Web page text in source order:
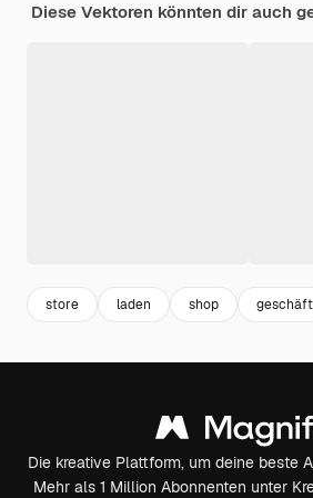
Diese Vektoren könnten dir auch
store laden shop geschäft
Die kreative Plattform, um deine beste
Mehr als 1 Million Abonnenten unter